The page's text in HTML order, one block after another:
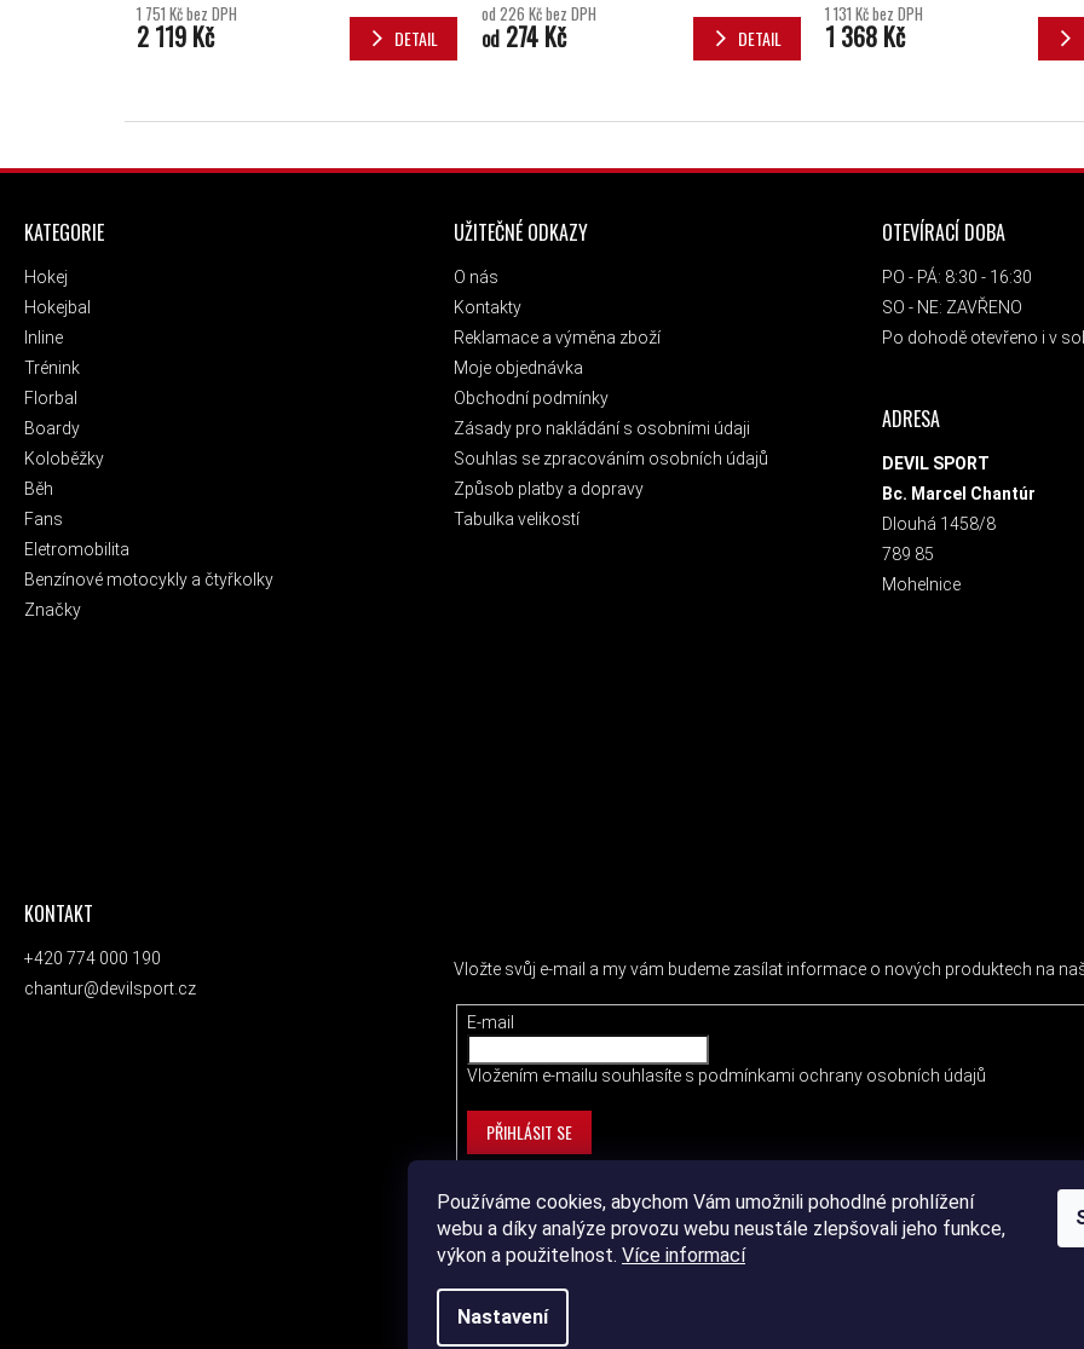
Používáme cookies, abychom Vám umožnili pohodlné prohlížení
webu a díky analýze provozu webu neustále zlepšovali jeho funkce,
výkon a použitelnost. Více informací
Nastavení
1 751 Kč bez DPH
2 119 Kč DETAIL
od 226 Kč bez DPH
od274 Kč DETAIL
1 131 Kč bez DPH
1 368 Kč
ZÁPATÍ
KATEGORIE
Hokej
Hokejbal
Inline
Trénink
Florbal
Boardy
Koloběžky
Běh
Fans
Eletromobilita
Benzínové motocykly a čtyřkolky
Značky
UŽITEČNÉ ODKAZY
O nás
Kontakty
Reklamace a výměna zboží
Moje objednávka
Obchodní podmínky
Zásady pro nakládání s osobními údaji
Souhlas se zpracováním osobních údajů
Způsob platby a dopravy
Tabulka velikostí
OTEVÍRACÍ DOBA
PO - PÁ: 8:30 - 16:30
SO - NE: ZAVŘENO
Po dohodě otevřeno i v
ADRESA
DEVIL SPORT
Bc. Marcel Chantúr
Dlouhá 1458/8
789 85
Mohelnice
KONTAKT
+420 774 000 190
chantur@devilsport.cz
Vložte svůj e-mail a my vám budeme zasílat informace o nových produktech na
E-mail
Vložením e-mailu souhlasíte s podmínkami ochrany osobních údajů
PŘIHLÁSIT SE